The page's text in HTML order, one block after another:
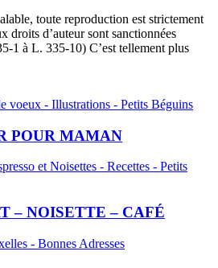
toute reproduction est strictement
droits d’auteur sont sanctionnées
1 à L. 335-10) C’est tellement plus
POUR MAMAN
– NOISETTE – CAFÉ